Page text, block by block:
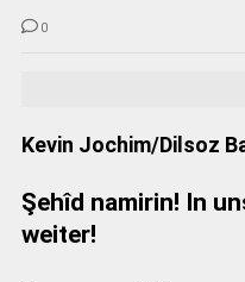
0
Kevin Jochim/Dilsoz
Şehîd namirin! In
weiter!